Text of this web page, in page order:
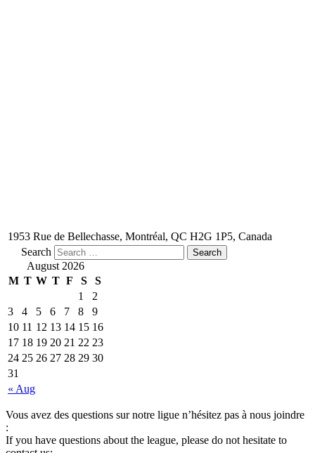
1953 Rue de Bellechasse, Montréal, QC H2G 1P5, Canada
Search
August 2026
M T W T F S S
« Aug
1
2
3
4 5 6 7 8
9
10 11 12 13 14 15 16
17 18 19 20 21 22 23
24 25 26 27 28 29 30
31
Vous avez des questions sur notre ligue n’hésitez pas à nous joindre
:
If you have questions about the league, please do not hesitate to